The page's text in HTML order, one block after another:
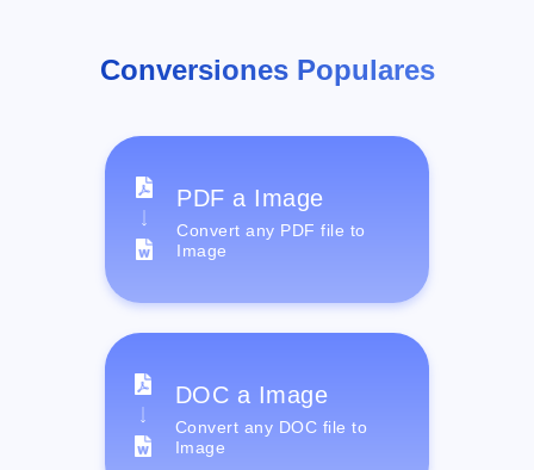
Conversiones Populares
PDF a Image
Convert any PDF file to
Image
DOC a Image
Convert any DOC file to
Image